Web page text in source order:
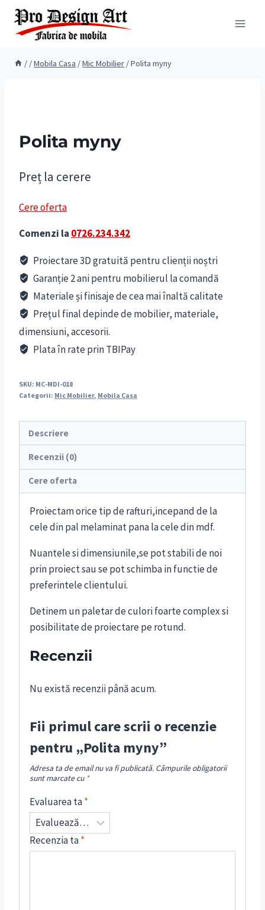
Skip
content
/ /Mobila Casa /Mic Mobilier /Polita myny
Polita myny
Preț la cerere
Cere oferta
Comenzi la 0726.234.342
Proiectare 3D gratuită pentru clienții noștri
Garanție 2 ani pentru mobilierul la comandă
Materiale și finisaje de cea mai înaltă calitate
Prețul final depinde de mobilier, materiale,
dimensiuni, accesorii.
Plata în rate prin TBIPay
SKU: MC-MDI-018
Categorii: Mic Mobilier, Mobila Casa
Descriere
Recenzii (0)
Cere oferta
Proiectam orice tip de rafturi,incepand de la
cele din pal melaminat pana la cele din mdf.
Nuantele si dimensiunile,se pot stabili de noi
prin proiect sau se pot schimba in functie de
preferintele clientului.
Detinem un paletar de culori foarte complex si
posibilitate de proiectare pe rotund.
Recenzii
Nu există recenzii până acum.
Fii primul care scrii o recenzie
pentru „Polita myny”
Adresa ta de email nu va fi publicată. Câmpurile obligatorii
sunt marcate cu *
Evaluarea ta*
Recenzia ta*